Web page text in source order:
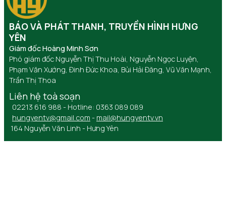
BÁO VÀ PHÁT THANH, TRUYỀN HÌNH HƯNG
YÊN
Giám đốc Hoàng Minh Sơn
Phó giám đốc Nguyễn Thị Thu Hoài, Nguyễn Ngọc Luyện,
Phạm Văn Xướng, Đinh Đức Khoa, Bùi Hải Đăng, Vũ Văn Mạnh,
Trần Thị Thoa
Liên hệ toà soạn
02213 616 988 - Hotline: 0363 089 089
hungyentv@gmail.com - mail@hungyentv.vn
164 Nguyễn Văn Linh - Hưng Yên